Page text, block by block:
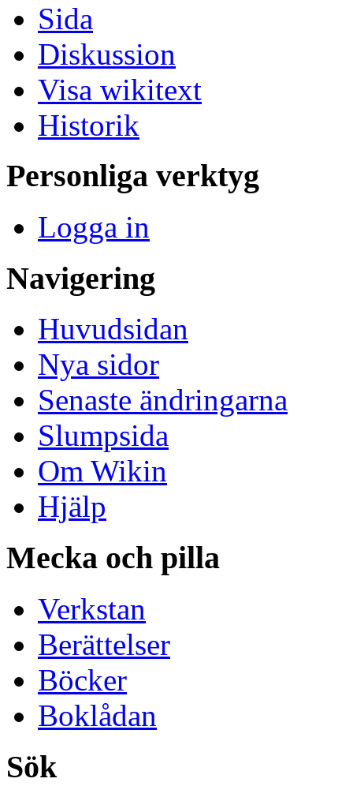
Sida
Diskussion
Visa wikitext
Historik
Personliga verktyg
Logga in
Navigering
Huvudsidan
Nya sidor
Senaste ändringarna
Slumpsida
Om Wikin
Hjälp
Mecka och pilla
Verkstan
Berättelser
Böcker
Boklådan
Sök